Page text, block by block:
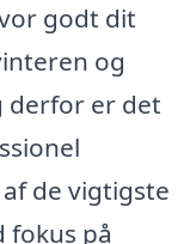
godt dit
og
derfor er det
de vigtigste
fokus på